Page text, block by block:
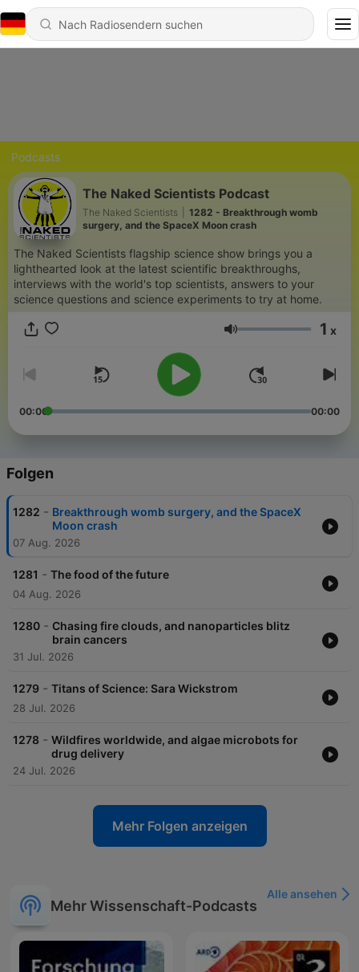
Podcasts
The Naked Scientists Podcast
The Naked Scientists
1282 - Breakthrough womb
surgery, and the SpaceX Moon crash
The Naked Scientists flagship science show brings you a
lighthearted look at the latest scientific breakthroughs,
interviews with the world's top scientists, answers to your
science questions and science experiments to try at home.
Lautstärke 1 x
00:00 00:00
Folgen
1282 - Breakthrough womb surgery, and the SpaceX
Moon crash
07 Aug. 2026
1281 - The food of the future
04 Aug. 2026
1280 - Chasing fire clouds, and nanoparticles blitz
brain cancers
31 Jul. 2026
1279 - Titans of Science: Sara Wickstrom
28 Jul. 2026
1278 - Wildfires worldwide, and algae microbots for
drug delivery
24 Jul. 2026
Mehr Folgen anzeigen
Mehr Wissenschaft-Podcasts
Alle ansehen